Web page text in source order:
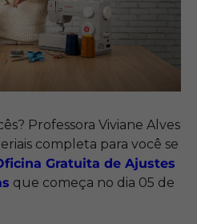
Professora Viviane Alves
completa para você se
Gratuita de Ajustes
que começa no dia 05 de